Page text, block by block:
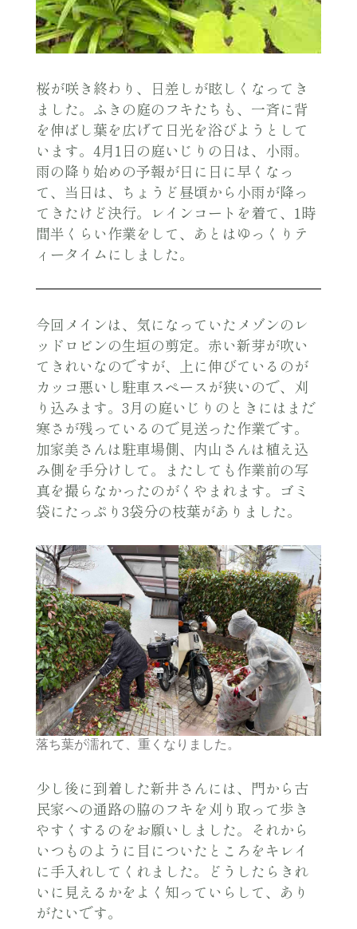
桜が咲き終わり、日差しが眩しくなってき
ました。ふきの庭のフキたちも、一斉に背
を伸ばし葉を広げて日光を浴びようとして
います。4月1日の庭いじりの日は、小雨。
雨の降り始めの予報が日に日に早くなっ
て、当日は、ちょうど昼頃から小雨が降っ
てきたけど決行。レインコートを着て、1時
間半くらい作業をして、あとはゆっくりテ
ィータイムにしました。
今回メインは、気になっていたメゾンのレ
ッドロビンの生垣の剪定。赤い新芽が吹い
てきれいなのですが、上に伸びているのが
カッコ悪いし駐車スペースが狭いので、刈
り込みます。3月の庭いじりのときにはまだ
寒さが残っているので見送った作業です。
加家美さんは駐車場側、内山さんは植え込
み側を手分けして。またしても作業前の写
真を撮らなかったのがくやまれます。ゴミ
袋にたっぷり3袋分の枝葉がありました。
落ち葉が濡れて、重くなりました。
少し後に到着した新井さんには、門から古
民家への通路の脇のフキを刈り取って歩き
やすくするのをお願いしました。それから
いつものように目についたところをキレイ
に手入れしてくれました。どうしたらきれ
いに見えるかをよく知っていらして、あり
がたいです。